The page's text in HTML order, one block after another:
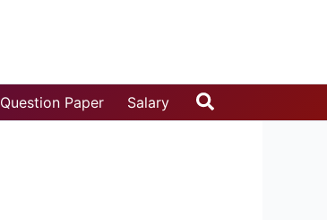
Question Paper Salary Search